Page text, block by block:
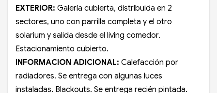
EXTERIOR: Galería cubierta, distribuida en 2
sectores, uno con parrilla completa y el otro
solarium y salida desde el living comedor.
Estacionamiento cubierto.
INFORMACION ADICIONAL: Calefacción por
radiadores. Se entrega con algunas luces
instaladas. Blackouts. Se entrega recién pintada.